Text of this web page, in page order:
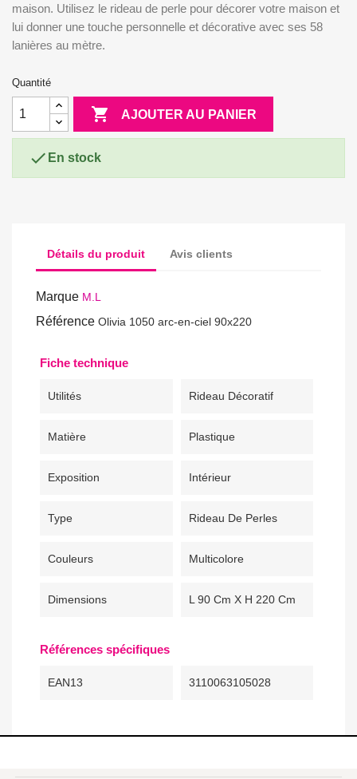
(3 avis)
maison. Utilisez le rideau de perle pour décorer votre maison et
lui donner une touche personnelle et décorative avec ses 58
lanières au mètre.
Quantité
 AJOUTER AU PANIER
 En stock
Détails du produit Avis clients
Marque M.L
Référence Olivia 1050 arc-en-ciel 90x220
Fiche technique
Utilités Rideau Décoratif
Matière Plastique
Exposition Intérieur
Type Rideau De Perles
Couleurs Multicolore
Dimensions L 90 Cm X H 220 Cm
Références spécifiques
EAN13 3110063105028